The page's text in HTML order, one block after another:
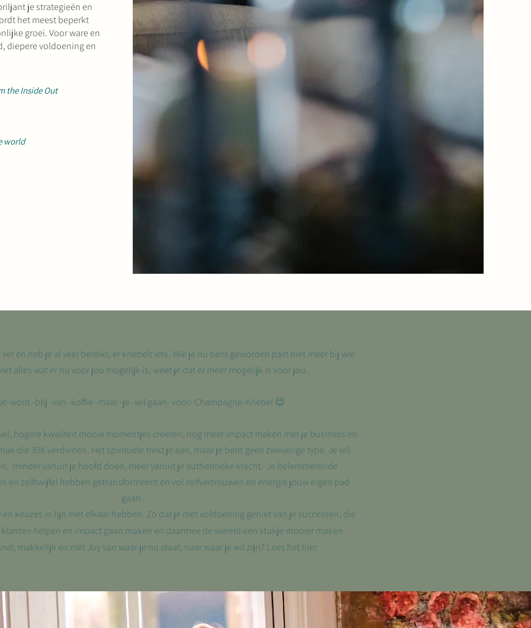
je strategieën en
het meest beperkt
groei. Voor ware en
diepere voldoening en
the Inside Out
world
en heb je al veel bereikt, er kriebelt iets. Wie je nu bent geworden past niet meer bij wie
alles wat er nu voor jou mogelijk is, weet je dat er meer mogelijk is voor jou.
word -blij -van -koffie -maar -je -wil gaan- voor- Champagne-Kriebel 😉
hogere kwaliteit mooie momentjes creëren, nog meer impact maken met je business en
die 30K verdienen. Het spirituele trekt je aan, maar je bent geen zweverige type. Je wil
minder vanuit je hoofd doen, meer vanuit je authentieke kracht. Je belemmerende
en zelftwijfel hebben getransformeerd en vol zelfvertrouwen en energie jouw eigen pad
gaan.
keuzes in lijn met elkaar hebben. Zo dat je met voldoening geniet van je successen, die
helpen en impact gaan maken en daarmee de wereld een stukje mooier maken.
makkelijk en mét Joy van waar je nu staat, naar waar je wil zijn? Lees het hier